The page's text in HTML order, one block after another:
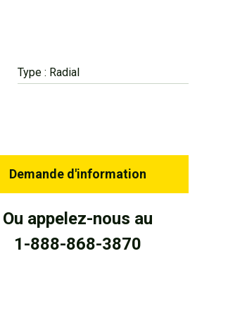
Type : Radial
Demande d'information
Ou appelez-nous au
1-888-868-3870